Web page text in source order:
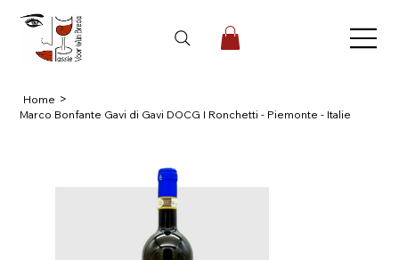
Home >
Marco Bonfante Gavi di Gavi DOCG I Ronchetti - Piemonte - Italie